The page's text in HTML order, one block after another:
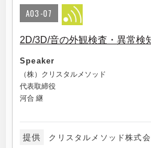
A03-07
2D/3D/音の外観検査・異常検
Speaker
（株）クリスタルメソッド
代表取締役
河合 継
提供 クリスタルメソッド株式